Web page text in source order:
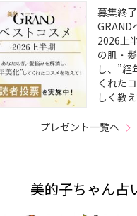
募集終
GRAND
2026上
の肌・
し、”経
くれた
しく教え
プレゼント一覧へ
美的子ちゃん占